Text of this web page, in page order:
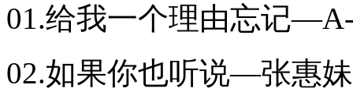
01.给我一个理由忘记
02.如果你也听说—张惠妹